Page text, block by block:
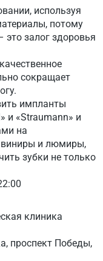
используя
потому
залог здоровья
сокращает
импланты
и «Straumann» и
на
виниры и люмиры,
зубки не только
клиника
проспект Победы,